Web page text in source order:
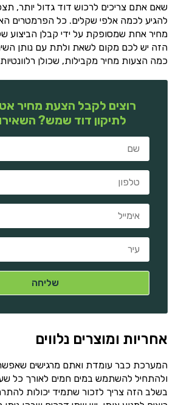
שאם אתם צריכים לרכוש דוד גדול יותר,
להגיע לכמה אלפי שקלים. כל הפרמטרים
מחיר אחת שמסופקת על ידי קבלן הביצוע
הזה יש לכם מקום לשאת ולתת עם נותן
כמה הצעות מחיר מקבילות, שכולן
רוצים לקבל הצעת מחיר
לתיקון דוד שמש?
אחריות ומוצרים נלווים
המערכת כבר עומדת ואתם מרגישים
ולהתחיל להשתמש במים חמים לאורך כל
בשלב הזה צריך לזכור שתמיד יכולות